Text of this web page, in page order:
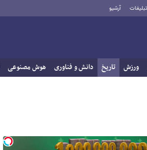
تبلیغات آرشیو
ورزش تاریخ دانش و فناوری هوش مصنوعی